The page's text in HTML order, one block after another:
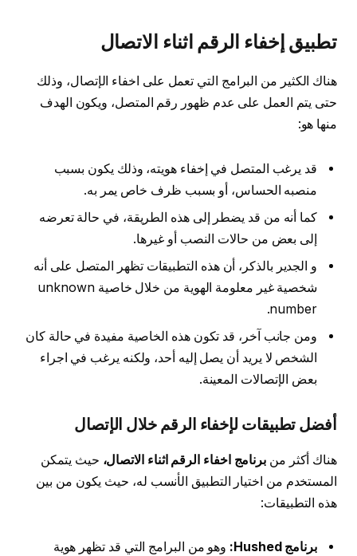
تطبيق إخفاء الرقم اثناء الاتصال
هناك الكثير من البرامج التي تعمل على اخفاء الإتصال، وذلك
حتى يتم العمل على عدم ظهور رقم المتصل، ويكون الهدف
منها هو:
قد يرغب المتصل في إخفاء هويته، وذلك يكون بسبب
منصبه الحساس، أو بسبب ظرف خاص يمر به.
كما أنه من قد يضطر إلى هذه الطريقة، في حالة تعرضه
إلى بعض من حالات النصب أو غيرها.
و الجدير بالذكر، أن هذه التطبيقات تظهر المتصل على أنه
شخصية غير معلومة الهوية من خلال خاصية unknown
number.
ومن جانب آخر، قد تكون هذه الخاصية مفيدة في حالة كان
الشخص لا يريد أن يصل إليه أحد، ولكنه يرغب في اجراء
بعض الإتصالات المعينة.
أفضل تطبيقات لإخفاء الرقم خلال الإتصال
هناك أكثر من برنامج اخفاء الرقم اثناء الاتصال، حيث يتمكن
المستخدم من اختيار التطبيق الأنسب له، حيث يكون من بين
هذه التطبيقات:
برنامج Hushed
: وهو من البرامج التي قد تظهر هوية